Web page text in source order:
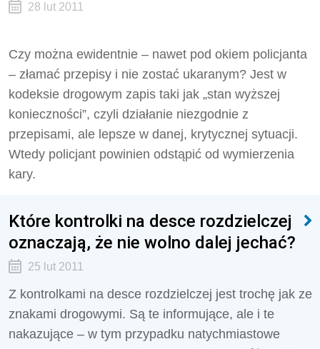
28 lut 2011
Czy można ewidentnie – nawet pod okiem policjanta
– złamać przepisy i nie zostać ukaranym? Jest w
kodeksie drogowym zapis taki jak „stan wyższej
konieczności”, czyli działanie niezgodnie z
przepisami, ale lepsze w danej, krytycznej sytuacji.
Wtedy policjant powinien odstąpić od wymierzenia
kary.
Które kontrolki na desce rozdzielczej
oznaczają, że nie wolno dalej jechać?
25 lut 2011
Z kontrolkami na desce rozdzielczej jest trochę jak ze
znakami drogowymi. Są te informujące, ale i te
nakazujące – w tym przypadku natychmiastowe